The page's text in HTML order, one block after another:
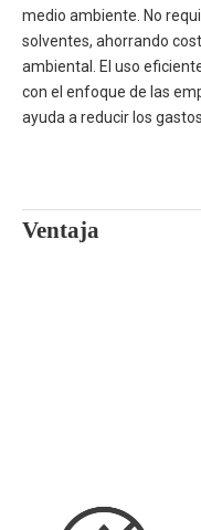
medio ambiente. No
solventes, ahorrando
ambiental. El uso
con el enfoque de las
ayuda a reducir los
Ventaja